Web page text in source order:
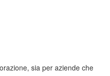
sia per aziende che